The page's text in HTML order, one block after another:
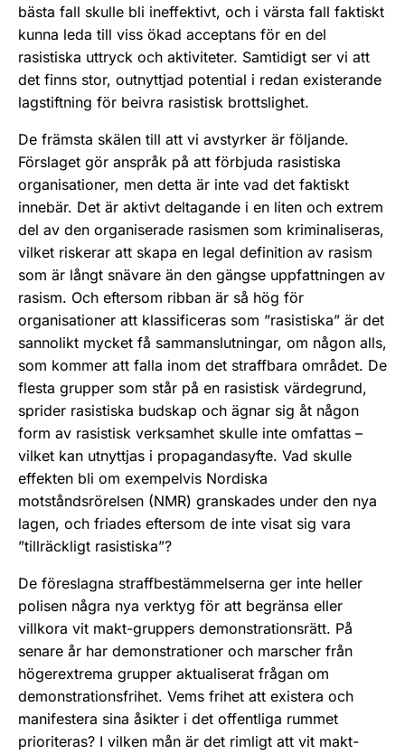
bästa fall skulle bli ineffektivt, och i värsta fall faktiskt
kunna leda till viss ökad acceptans för en del
rasistiska uttryck och aktiviteter. Samtidigt ser vi att
det finns stor, outnyttjad potential i redan existerande
lagstiftning för beivra rasistisk brottslighet.
De främsta skälen till att vi avstyrker är följande.
Förslaget gör anspråk på att förbjuda rasistiska
organisationer, men detta är inte vad det faktiskt
innebär. Det är aktivt deltagande i en liten och extrem
del av den organiserade rasismen som kriminaliseras,
vilket riskerar att skapa en legal definition av rasism
som är långt snävare än den gängse uppfattningen av
rasism. Och eftersom ribban är så hög för
organisationer att klassificeras som ”rasistiska” är det
sannolikt mycket få sammanslutningar, om någon alls,
som kommer att falla inom det straffbara området. De
flesta grupper som står på en rasistisk värdegrund,
sprider rasistiska budskap och ägnar sig åt någon
form av rasistisk verksamhet skulle inte omfattas –
vilket kan utnyttjas i propagandasyfte. Vad skulle
effekten bli om exempelvis Nordiska
motståndsrörelsen (NMR) granskades under den nya
lagen, och friades eftersom de inte visat sig vara
”tillräckligt rasistiska”?
De föreslagna straffbestämmelserna ger inte heller
polisen några nya verktyg för att begränsa eller
villkora vit makt-gruppers demonstrationsrätt. På
senare år har demonstrationer och marscher från
högerextrema grupper aktualiserat frågan om
demonstrationsfrihet. Vems frihet att existera och
manifestera sina åsikter i det offentliga rummet
prioriteras? I vilken mån är det rimligt att vit makt-